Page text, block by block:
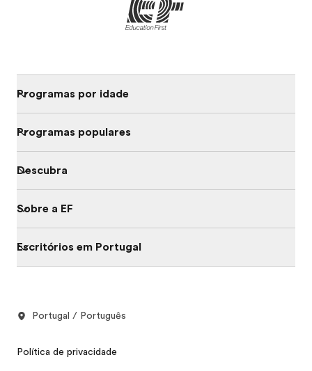
Programas por idade
Programas populares
Descubra
Sobre a EF
Escritórios em Portugal
Portugal / Português
Política de privacidade